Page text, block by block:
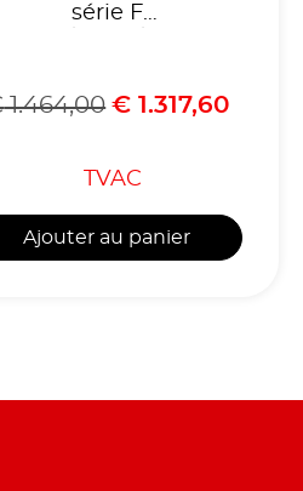
série F
1.464,00 € 1.317,60
TVAC
Ajouter au panier